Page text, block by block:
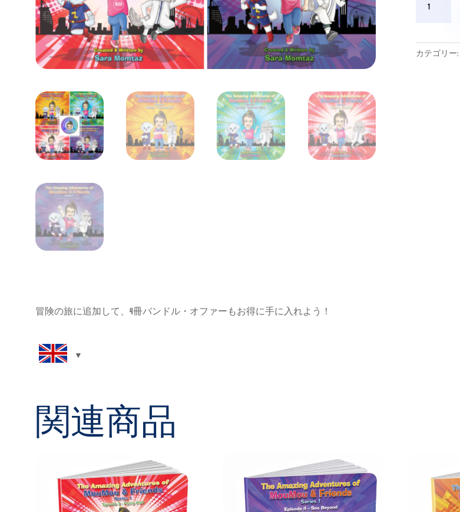
個
カテゴリー:
冒険の旅に追加して、4冊バンドル・オファーもお得に手に入れよう！
関連商品